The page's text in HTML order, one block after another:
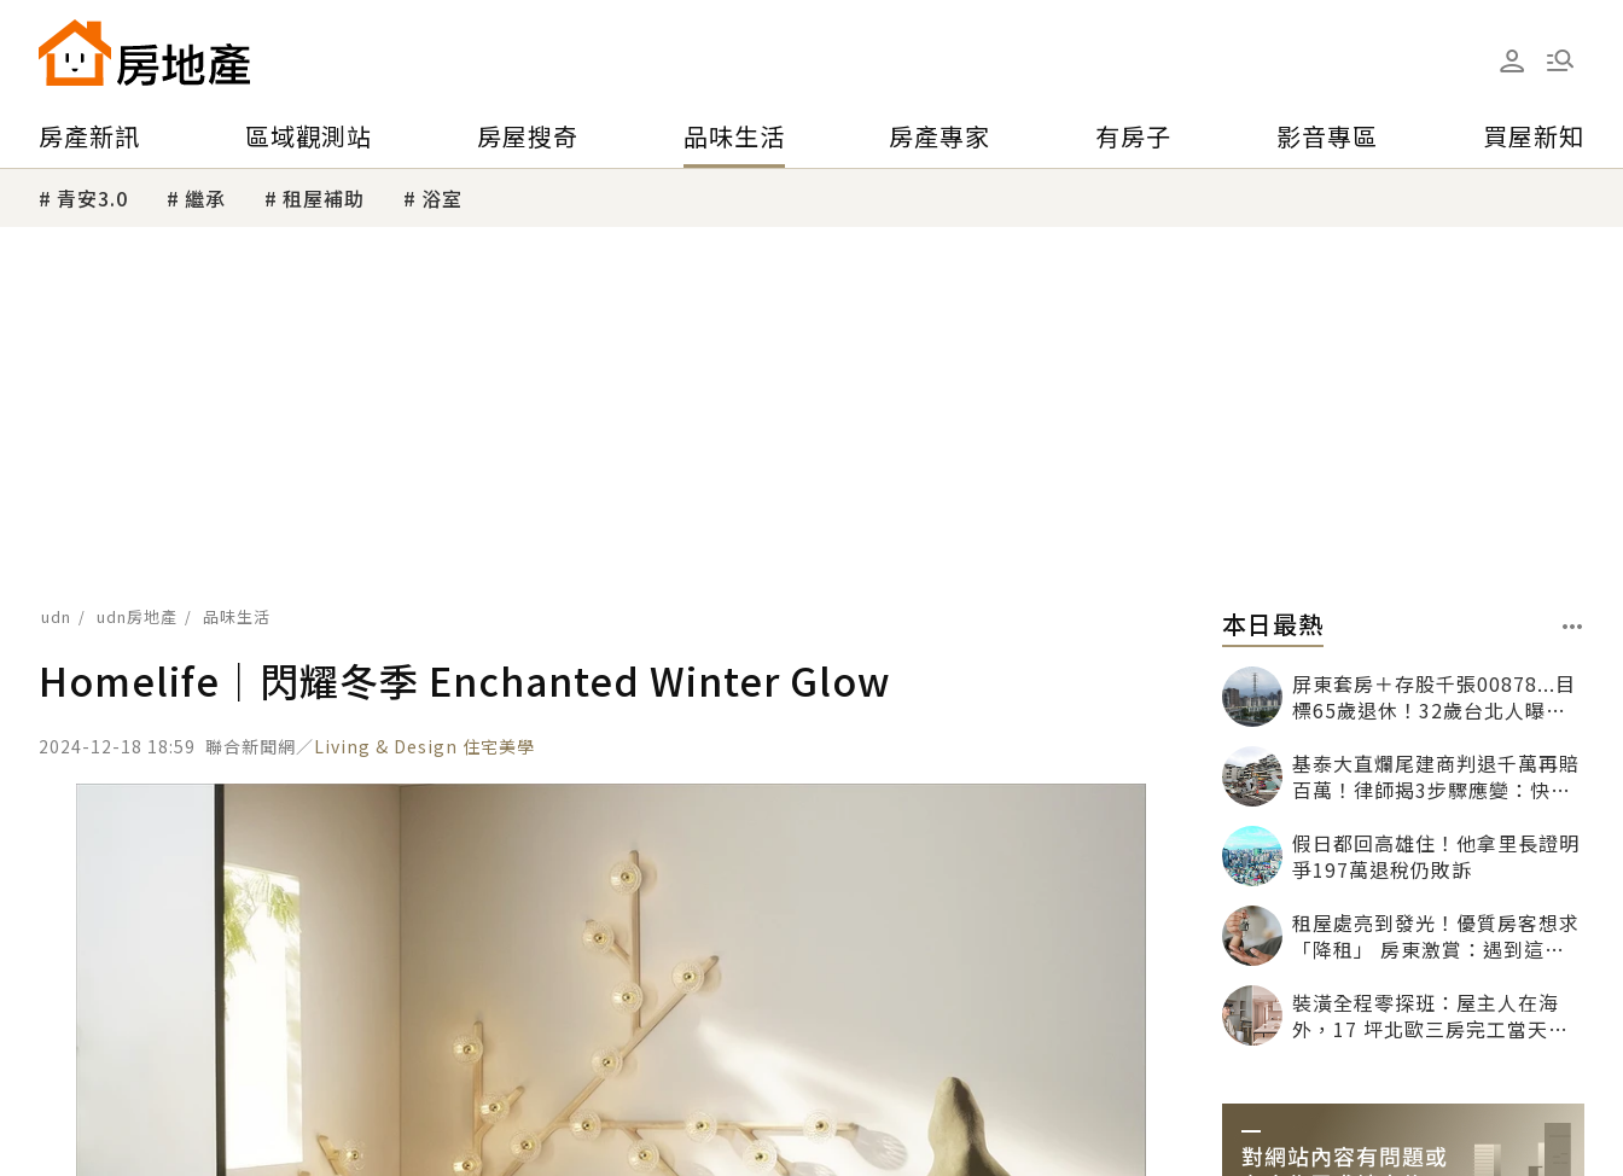
房產新訊 區域觀測站 房屋搜奇 品味生活 房產專家 有房子 影音專區 買屋新知
青安3.0 繼承 租屋補助 浴室
udn udn房地產 品味生活
Homelife｜閃耀冬季 Enchanted Winter Glow
2024-12-18 18:59 聯合新聞網／Living & Design 住宅美學
本日最熱
屏東套房＋存股千張00878...目
標65歲退休！32歲台北人曝：
基泰大直爛尾建商判退千萬再賠
百萬！律師揭3步驟應變：快通
假日都回高雄住！他拿里長證明
爭197萬退稅仍敗訴
租屋處亮到發光！優質房客想求
「降租」 房東激賞：遇到這種
裝潢全程零探班：屋主人在海
外，17 坪北歐三房完工當天才